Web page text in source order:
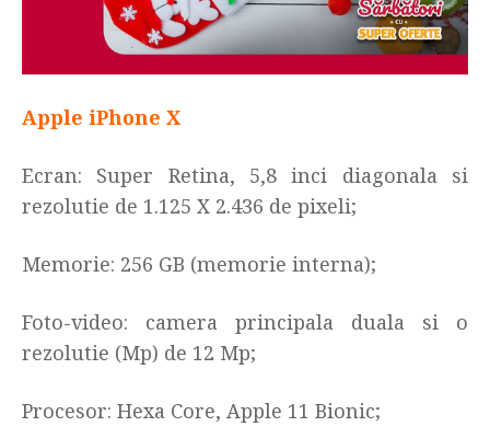
Apple iPhone X
Ecran: Super Retina, 5,8 inci diagonala si
rezolutie de 1.125 X 2.436 de pixeli;
Memorie: 256 GB (memorie interna);
Foto-video: camera principala duala si o
rezolutie (Mp) de 12 Mp;
Procesor: Hexa Core, Apple 11 Bionic;